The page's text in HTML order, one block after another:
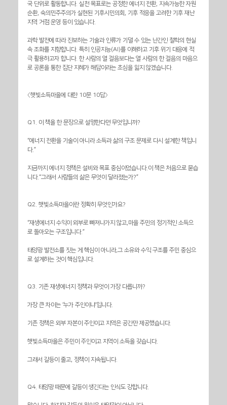
국 단위로 활동합니다. 실천 목표로는 공정한 에너지 전환, 지속가능한 자원
순환, 숙의민주주의가 실현된 기후시민의회, 기후 적응을 고려한 기후 재난
지역 거점 운영 등이 있습니다.
과학 발전에 따라 진보하는 기술과 인류가 기댈 수 있는 난간인 철학의 현실
속 조화를 지향합니다. 특히 인공지능(AI)를 이해하고 기후 위기 대응에 적
극 활용하고자 합니다. 한 사람의 열 걸음보다는 열 사람의 한 걸음의 마음으
로 공론을 통한 집단 지혜가 해답이라는 초심을 잃지 않겠습니다.
〈햇빛소득마을에 대한 10문 10답〉
Q1. 이 책을 한 문장으로 설명한다면 무엇입니까?
“에너지 전환을 기술이 아니라 소득과 삶의 구조 문제로 다시 설계한 책입니
다.”
지금까지 에너지 정책은 설비와 목표 중심이었습니다.이 책은 처음으로 묻습
니다.“그래서 사람들의 삶은 무엇이 달라졌는가?”
Q2. 햇빛소득마을이란 정확히 무엇인가요?
“재생에너지 수익이 외부로 빠져나가지 않고,마을 주민의 정기적인 소득으
로 돌아오는 구조입니다.”
태양광 발전소를 짓는 게 핵심이 아니라,그 소유와 수익 구조를 주민 중심으
로 설계하는 것이 핵심입니다.
Q3. 기존 재생에너지 정책과 무엇이 가장 다릅니까?
가장 큰 차이는 ‘누가 주인이냐’입니다.
기존 정책은 외부 자본이 주인이고 지역은 공간만 제공했습니다.
햇빛소득마을은 주민이 주인이고 지역이 소득을 갖습니다.
그래서 갈등이 줄고, 정책이 지속됩니다.
Q4. 태양광 때문에 갈등이 생긴다는 인식도 강합니다.